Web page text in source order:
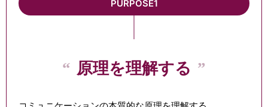
PURPOSE1
原理を理解する